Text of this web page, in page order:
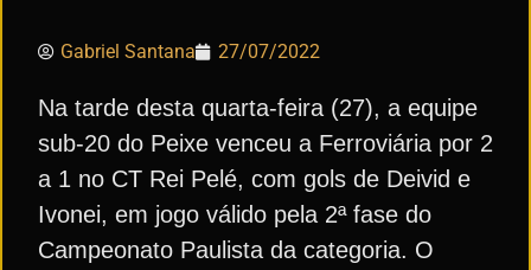
Gabriel Santana 27/07/2022
Na tarde desta quarta-feira (27), a equipe
sub-20 do Peixe venceu a Ferroviária por 2
a 1 no CT Rei Pelé, com gols de Deivid e
Ivonei, em jogo válido pela 2ª fase do
Campeonato Paulista da categoria. O